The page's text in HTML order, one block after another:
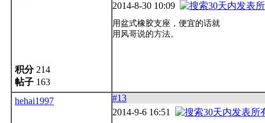
积分214
帖子 163
2014-8-30 10:09
用盆式橡胶支座，便宜的话就
用风哥说的方法。
hehai1997
#13
2014-9-6 16:51